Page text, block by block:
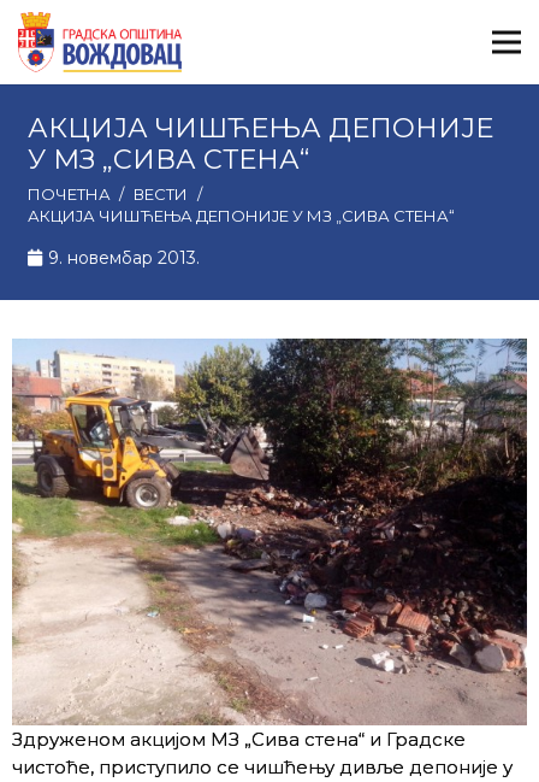
АКЦИЈА ЧИШЋЕЊА ДЕПОНИЈЕ
У МЗ „СИВА СТЕНА“
ПОЧЕТНА / ВЕСТИ
/
АКЦИЈА ЧИШЋЕЊА ДЕПОНИЈЕ У МЗ „СИВА СТЕНА“
9. новембар 2013.
Здруженом акцијом МЗ „Сива стена“ и Градске
чистоће, приступило се чишћењу дивље депоније у